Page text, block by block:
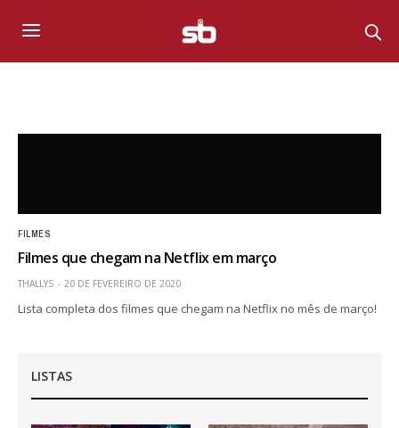
FILMES
Filmes que chegam na Netflix em março
THALLYS 20 DE FEVEREIRO DE 2020
Lista completa dos filmes que chegam na Netflix no mês de março!
LISTAS